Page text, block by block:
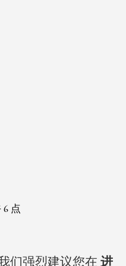
6 点
们强烈建议您在 进